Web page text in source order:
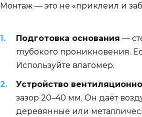
Монтаж — это не «приклеил и
Подготовка основания —
глубокого проникновения.
Используйте влагомер.
Устройство
зазор 20–40 мм. Он даёт
деревянные или